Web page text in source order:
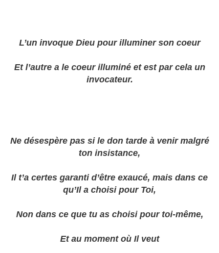
L’un invoque Dieu pour illuminer son coeur
Et l’autre a le coeur illuminé et est par cela un
invocateur.
Ne désespère pas si le don tarde à venir malgré
ton insistance,
Il t’a certes garanti d’être exaucé, mais dans ce
qu’Il a choisi pour Toi,
Non dans ce que tu as choisi pour toi-même,
Et au moment où Il veut